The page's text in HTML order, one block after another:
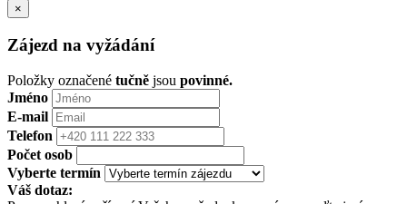
×
Zájezd na vyžádání
Položky označené tučně jsou povinné.
Jméno
E-mail
Telefon
Počet osob
Vyberte termín
Váš dotaz: